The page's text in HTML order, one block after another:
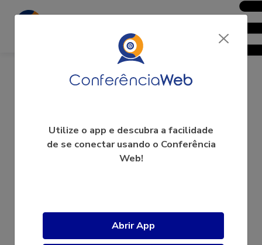
Guilherme Brockington
A videoconferência ainda não começou.
Utilize o app e descubra a facilidade
de se conectar usando o Conferência
Web!
Abrir App